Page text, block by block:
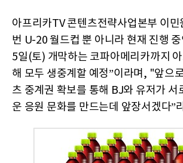
아프리카TV 콘텐츠전략사업본부 이민
번 U-20 월드컵 뿐 아니라 현재 진행
5일(토) 개막하는 코파아메리카까지
해 모두 생중계할 예정”이라며, "앞으
츠 중계권 확보를 통해 BJ와 유저가 서
운 응원 문화를 만드는데 앞장서겠다”